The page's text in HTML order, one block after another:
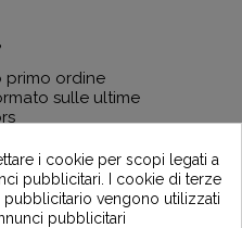
primo ordine
sulle ultime
vous reconnaissez avoir pris
données personnelles et vous
i cookie per scopi legati a
pubblicitari. I cookie di terze
vengono utilizzati
pubblicitari